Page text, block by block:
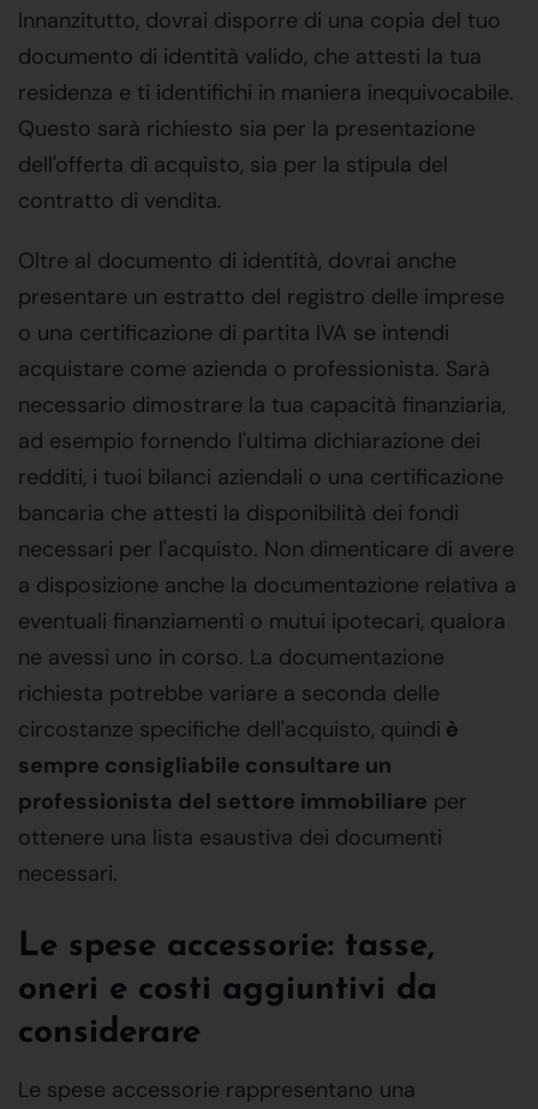
Innanzitutto, dovrai disporre di una copia del tuo
documento di identità valido, che attesti la tua
residenza e ti identifichi in maniera inequivocabile.
Questo sarà richiesto sia per la presentazione
dell'offerta di acquisto, sia per la stipula del
contratto di vendita.
Oltre al documento di identità, dovrai anche
presentare un estratto del registro delle imprese
o una certificazione di partita IVA se intendi
acquistare come azienda o professionista. Sarà
necessario dimostrare la tua capacità finanziaria,
ad esempio fornendo l'ultima dichiarazione dei
redditi, i tuoi bilanci aziendali o una certificazione
bancaria che attesti la disponibilità dei fondi
necessari per l'acquisto. Non dimenticare di avere
a disposizione anche la documentazione relativa a
eventuali finanziamenti o mutui ipotecari, qualora
ne avessi uno in corso. La documentazione
richiesta potrebbe variare a seconda delle
circostanze specifiche dell'acquisto, quindi è
sempre consigliabile consultare un
professionista del settore immobiliare per
ottenere una lista esaustiva dei documenti
necessari.
Le spese accessorie: tasse,
oneri e costi aggiuntivi da
considerare
Le spese accessorie rappresentano una